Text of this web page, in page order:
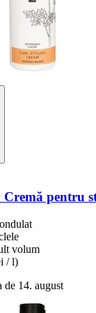
Cremă pentru
volum
/ l)
de 14. august